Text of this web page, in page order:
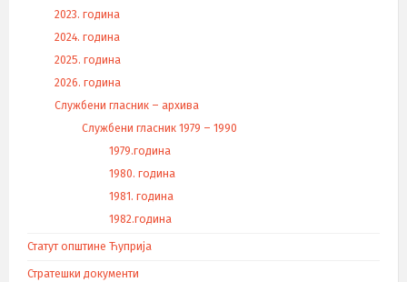
2023. година
2024. година
2025. година
2026. година
Службени гласник – архива
Службени гласник 1979 – 1990
1979.година
1980. година
1981. година
1982.година
Статут општине Ћуприја
Стратешки документи